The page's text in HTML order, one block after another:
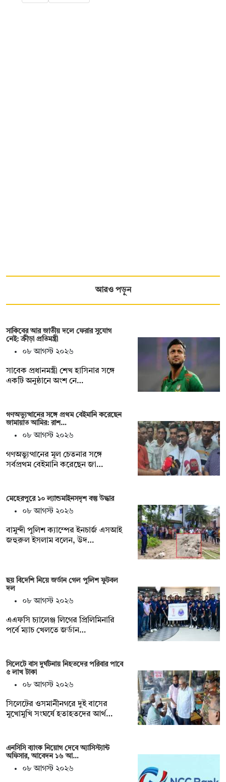
আরও পড়ুন
সাকিবের আর জাতীয় দলে ফেরার সুযোগ
নেই: ক্রীড়া প্রতিমন্ত্রী
০৮ আগস্ট ২০২৬
সাবেক প্রধানমন্ত্রী শেখ হাসিনার সঙ্গে
একটি অনুষ্ঠানে অংশ নে…
গণঅভ্যুত্থানের সঙ্গে প্রথম বেইমানি করেছেন
জামায়াত আমির: রাশ…
০৮ আগস্ট ২০২৬
গণঅভ্যুত্থানের মূল চেতনার সঙ্গে
সর্বপ্রথম বেইমানি করেছেন জা…
মেহেরপুরে ১০ ল্যান্ডমাইনসদৃশ বস্তু উদ্ধার
০৮ আগস্ট ২০২৬
বামুন্দী পুলিশ ক্যাম্পের ইনচার্জ এসআই
জহুরুল ইসলাম বলেন, উদ…
ছয় বিদেশি নিয়ে জর্ডান গেল পুলিশ ফুটবল
দল
০৮ আগস্ট ২০২৬
এএফসি চ্যালেঞ্জ লিগের প্রিলিমিনারি
পর্বে ম্যাচ খেলতে জর্ডান…
সিলেটে বাস দুর্ঘটনায় নিহতদের পরিবার পাবে
৫ লাখ টাকা
০৮ আগস্ট ২০২৬
সিলেটের ওসমানীনগরে দুই বাসের
মুখোমুখি সংঘর্ষে হতাহতদের আর্থ…
এনসিসি ব্যাংক নিয়োগ দেবে অ্যাসিস্ট্যান্ট
অফিসার, আবেদন ১৬ আ…
০৮ আগস্ট ২০২৬